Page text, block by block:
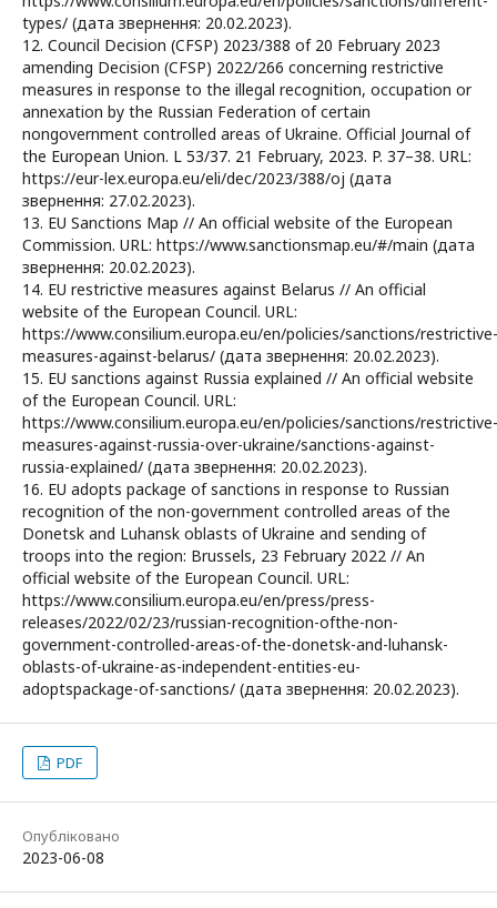
types/ (дата звернення: 20.02.2023).
12. Council Decision (CFSP) 2023/388 of 20 February 2023
amending Decision (CFSP) 2022/266 concerning restrictive
measures in response to the illegal recognition, occupation or
annexation by the Russian Federation of certain
nongovernment controlled areas of Ukraine. Official Journal of
the European Union. L 53/37. 21 February, 2023. P. 37–38. URL:
https://eur-lex.europa.eu/eli/dec/2023/388/oj (дата
звернення: 27.02.2023).
13. EU Sanctions Map // An official website of the European
Commission. URL: https://www.sanctionsmap.eu/#/main (дата
звернення: 20.02.2023).
14. EU restrictive measures against Belarus // An official
website of the European Council. URL:
https://www.consilium.europa.eu/en/policies/sanctions/restrictive-
measures-against-belarus/ (дата звернення: 20.02.2023).
15. EU sanctions against Russia explained // An official website
of the European Council. URL:
https://www.consilium.europa.eu/en/policies/sanctions/restrictive-
measures-against-russia-over-ukraine/sanctions-against-
russia-explained/ (дата звернення: 20.02.2023).
16. EU adopts package of sanctions in response to Russian
recognition of the non-government controlled areas of the
Donetsk and Luhansk oblasts of Ukraine and sending of
troops into the region: Brussels, 23 February 2022 // An
official website of the European Council. URL:
https://www.consilium.europa.eu/en/press/press-
releases/2022/02/23/russian-recognition-ofthe-non-
government-controlled-areas-of-the-donetsk-and-luhansk-
oblasts-of-ukraine-as-independent-entities-eu-
adoptspackage-of-sanctions/ (дата звернення: 20.02.2023).
PDF
Опубліковано
2023-06-08